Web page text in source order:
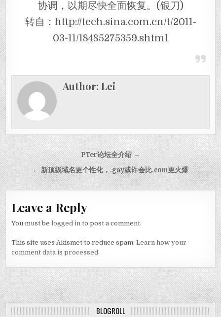
协调，以期尽快全面恢复。(银刀)
转自：http://tech.sina.com.cn/t/2011-
03-11/18485275359.shtml
Author:Lei
Post navigationPTer论坛全介绍 →
← 新顶级域名更个性化，.gay或许会比.com更火爆
Leave a Reply
You must belogged in to post a comment.
This site uses Akismet to reduce spam.Learn how your
comment data is processed.
BLOGROLL